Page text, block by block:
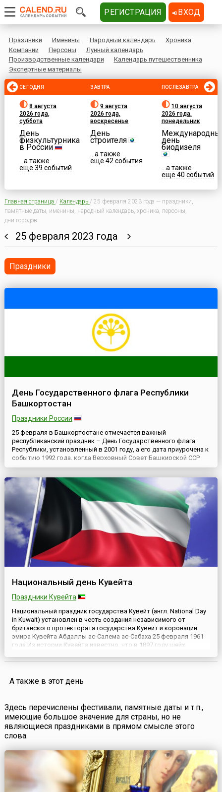
Праздники Именины Народный календарь
Хроника
Компании
Персоны
Лунный календарь
Производственные календари
Календарь путешественника
Экспертные материалы
СЕГОДНЯ
8 августа
2026 года,
суббота
День
физкультурника
в России
...а также
еще 39 событий
ЗАВТРА
9 августа
2026 года,
воскресенье
День
строителя
...а также
еще 42 события
ПОСЛЕЗАВТРА
10 августа
2026 года,
понедельник
день
биодизеля
...а также
еще 40 событий
Главная страница / Календарь / 25 февраля 2023 года — праздники,
памятные даты, именины, народный календарь, хроника, персоны,
дни городов
25 февраля 2023 года
Праздники
День Государственного флага Республики
Башкортостан
Праздники России
25 февраля в Башкортостане отмечается важный
республиканский праздник – День Государственного флага
Республики, установленный в 2001 году, а его дата приурочена к
событию 1992 года, когда Верховный Совет Башкирской ССР
утвердил новый флаг региона, ставшего символом
(неофициально употребляется и название Башкирия) – субъект
Российской Фед...
Национальный день Кувейта
Праздники Кувейта
Национальный праздник государства Кувейт (англ. National Day
in Kuwait) установлен в честь создания независимого от
британского протектората государства Кувейт и коронации
эмира Кувейта Абдаллы ас-Салема ас-Сабаха 25 февраля 1961
года.Из истории Кувейта известно, что в 1897 году шейх
вторжения Османской империи, а 23 января 1899 года Куве...
А также в этот день
Здесь перечислены фестивали, памятные даты и т.п.,
имеющие большое значение для страны, но не
являющиеся праздниками в прямом смысле этого
слова.
РЕГИСТРАЦИЯ ВХОД